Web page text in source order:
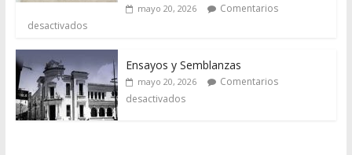
mayo 20, 2026
Comentarios
desactivados
Ensayos y Semblanzas
mayo 20, 2026
Comentarios
desactivados